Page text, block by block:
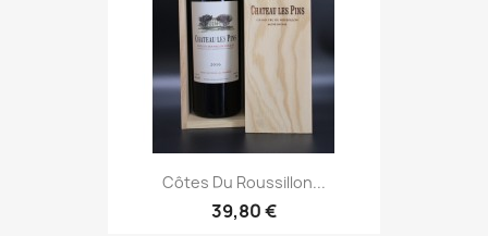
Côtes Du Roussillon...
39,80 €